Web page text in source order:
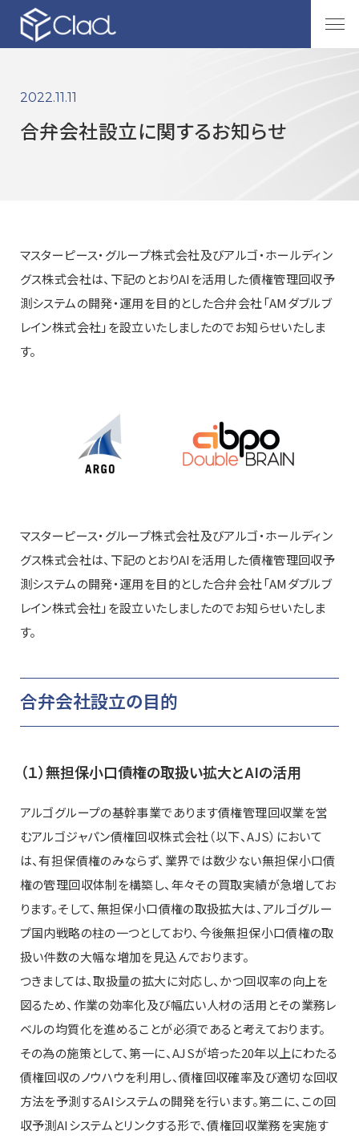
2022.11.11
合弁会社設立に関するお知らせ
マスターピース・グループ株式会社及びアルゴ・ホールディン
グス株式会社は、下記のとおりAIを活用した債権管理回収予
測システムの開発・運用を目的とした合弁会社「AMダブルブ
レイン株式会社」を設立いたしましたのでお知らせいたしま
す。
マスターピース・グループ株式会社及びアルゴ・ホールディン
グス株式会社は、下記のとおりAIを活用した債権管理回収予
測システムの開発・運用を目的とした合弁会社「AMダブルブ
レイン株式会社」を設立いたしましたのでお知らせいたしま
す。
合弁会社設立の目的
（１）無担保小口債権の取扱い拡大とAIの活用
アルゴグループの基幹事業であります債権管理回収業を営
むアルゴジャパン債権回収株式会社（以下、AJS）において
は、有担保債権のみならず、業界では数少ない無担保小口債
権の管理回収体制を構築し、年々その買取実績が急増してお
ります。そして、無担保小口債権の取扱拡大は、アルゴグルー
プ国内戦略の柱の一つとしており、今後無担保小口債権の取
扱い件数の大幅な増加を見込んでおります。
つきましては、取扱量の拡大に対応し、かつ回収率の向上を
図るため、作業の効率化及び幅広い人材の活用とその業務レ
ベルの均質化を進めることが必須であると考えております。
その為の施策として、第一に、AJSが培った20年以上にわたる
債権回収のノウハウを利用し、債権回収確率及び適切な回収
方法を予測するAIシステムの開発を行います。第二に、この回
収予測AIシステムとリンクする形で、債権回収業務を実施す